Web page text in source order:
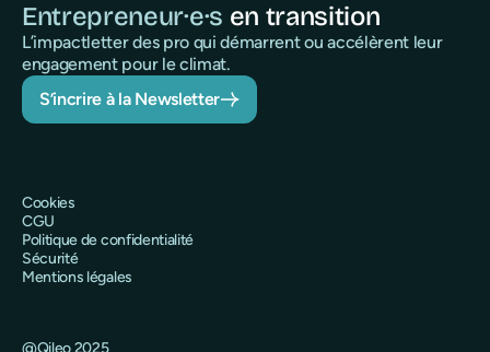
Entrepreneur·e·s en transition
L’impactletter des pro qui démarrent ou accélèrent leur
engagement pour le climat.
S’incrire à la Newsletter
@Qileo 2025
Cookies
CGU
Politique de confidentialité
Sécurité
Mentions légales